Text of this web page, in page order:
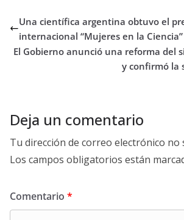
Una científica argentina obtuvo el
internacional “Mujeres en la Ciencia”
El Gobierno anunció una reforma del
y confirmó la
Deja un comentario
Tu dirección de correo electrónico no
Los campos obligatorios están
Comentario *